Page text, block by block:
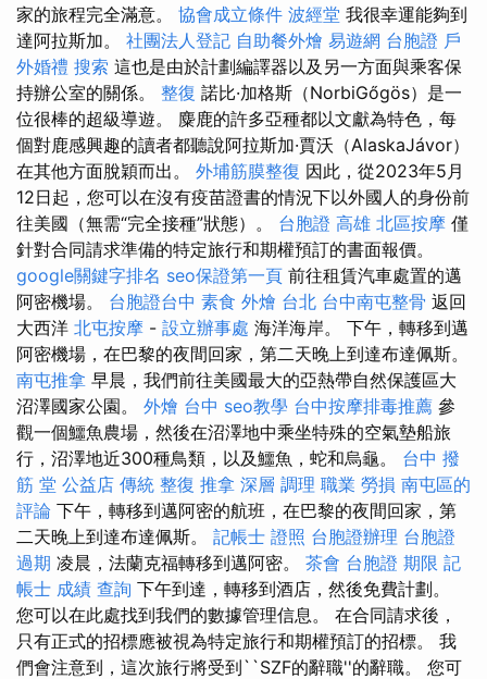
家的旅程完全滿意。 協會成立條件 波經堂 我很幸運能夠到
達阿拉斯加。 社團法人登記 自助餐外燴 易遊網 台胞證 戶
外婚禮 搜索 這也是由於計劃編譯器以及另一方面與乘客保
持辦公室的關係。 整復 諾比·加格斯（NorbiGőgös）是一
位很棒的超級導遊。 麋鹿的許多亞種都以文獻為特色，每
個對鹿感興趣的讀者都聽說阿拉斯加·賈沃（AlaskaJávor）
在其他方面脫穎而出。 外埔筋膜整復 因此，從2023年5月
12日起，您可以在沒有疫苗證書的情況下以外國人的身份前
往美國（無需“完全接種”狀態）。 台胞證 高雄 北區按摩 僅
針對合同請求準備的特定旅行和期權預訂的書面報價。
google關鍵字排名 seo保證第一頁 前往租賃汽車處置的邁
阿密機場。 台胞證台中 素食 外燴 台北 台中南屯整骨 返回
大西洋 北屯按摩 - 設立辦事處 海洋海岸。 下午，轉移到邁
阿密機場，在巴黎的夜間回家，第二天晚上到達布達佩斯。
南屯推拿 早晨，我們前往美國最大的亞熱帶自然保護區大
沼澤國家公園。 外燴 台中 seo教學 台中按摩排毒推薦 參
觀一個鱷魚農場，然後在沼澤地中乘坐特殊的空氣墊船旅
行，沼澤地近300種鳥類，以及鱷魚，蛇和烏龜。 台中 撥
筋 堂 公益店 傳統 整復 推拿 深層 調理 職業 勞損 南屯區的
評論 下午，轉移到邁阿密的航班，在巴黎的夜間回家，第
二天晚上到達布達佩斯。 記帳士 證照 台胞證辦理 台胞證
過期 凌晨，法蘭克福轉移到邁阿密。 茶會 台胞證 期限 記
帳士 成績 查詢 下午到達，轉移到酒店，然後免費計劃。
您可以在此處找到我們的數據管理信息。 在合同請求後，
只有正式的招標應被視為特定旅行和期權預訂的招標。 我
們會注意到，這次旅行將受到``SZF的辭職''的辭職。 您可